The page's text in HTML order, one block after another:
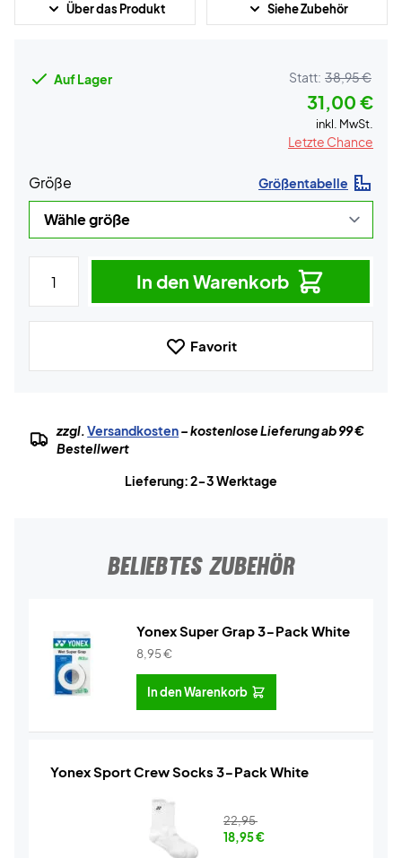
Über das Produkt Siehe Zubehör
Auf Lager Statt: 38,95 €
31,00 €
inkl. MwSt.
Letzte Chance
Größe Größentabelle
In den Warenkorb
Favorit
zzgl.Versandkosten– kostenlose Lieferung ab 99 €
Bestellwert
Lieferung: 2-3 Werktage
BELIEBTES ZUBEHÖR
Yonex Super Grap 3-Pack White
8,95€
In den Warenkorb
Yonex Sport Crew Socks 3-Pack White
22,95
18,95€